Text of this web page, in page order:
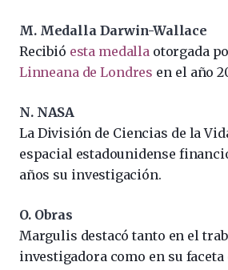
M. Medalla Darwin-Wallace
Recibió esta medallaotorgada
Linneana de Londres en el año
N. NASA
La División de Ciencias de la
espacial estadounidense
años su investigación.
O. Obras
Margulis destacó tanto en el
investigadora como en su faceta